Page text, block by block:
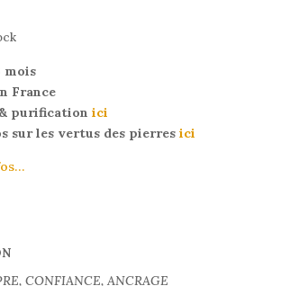
mois
France
purification ici
sur les vertus des pierresici
CONFIANCE, ANCRAGE